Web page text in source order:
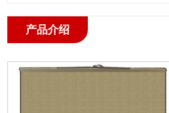
产品介绍